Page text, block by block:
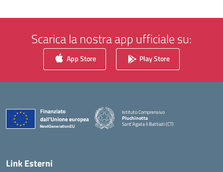
Scarica la nostra app ufficiale su:
App Store Play Store
Istituto Comprensivo
Pluchinotta
Sant'Agata li Battiati (CT)
— Visita la pagina iniziale della scuola
Link Esterni